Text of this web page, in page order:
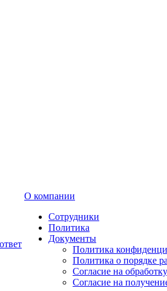
О компании
Сотрудники
Политика
Документы
Политика
Политика о порядке
Согласие на
Согласие на